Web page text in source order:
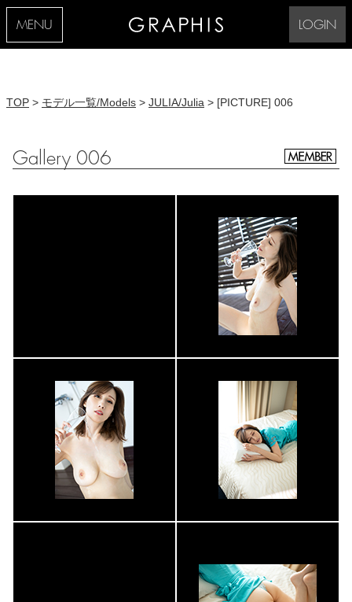
MENU LOGIN
TOP > モデル一覧/Models > JULIA/Julia > [PICTURE] 006
Gallery 006